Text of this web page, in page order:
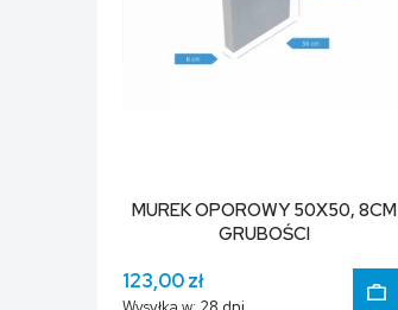
MUREK OPOROWY 50X50, 8CM
GRUBOŚCI
123,00 zł